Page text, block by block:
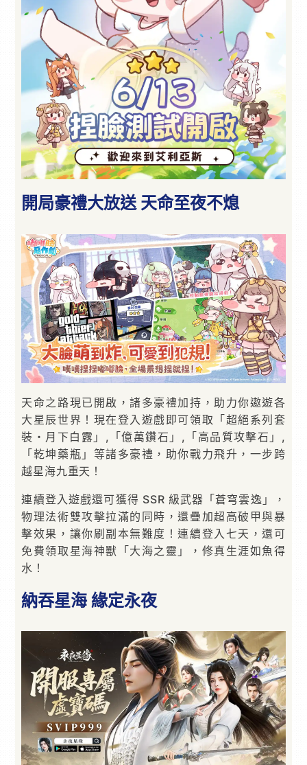
開局豪禮大放送 天命至夜不熄
天命之路現已開啟，諸多豪禮加持，助力你遨遊各
大星辰世界！現在登入遊戲即可領取「超絕系列套
裝・月下白露」,「億萬鑽石」,「高品質攻擊石」,
「乾坤藥瓶」等諸多豪禮，助你戰力飛升，一步跨
越星海九重天！
連續登入遊戲還可獲得 SSR 級武器「蒼穹雲逸」，
物理法術雙攻擊拉滿的同時，還疊加超高破甲與暴
擊效果，讓你刷副本無難度！連續登入七天，還可
免費領取星海神獸「大海之靈」，修真生涯如魚得
水！
納吞星海 緣定永夜